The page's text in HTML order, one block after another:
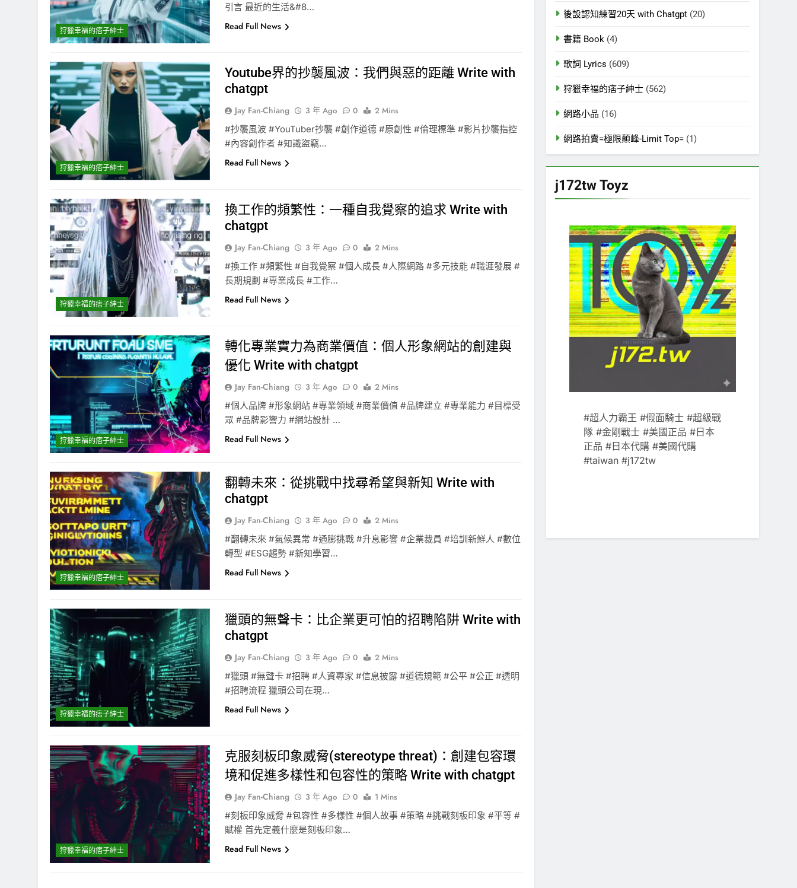
狩獵幸福的痞子紳士
引言 最近的生活&#8…
Read Full News
狩獵幸福的痞子紳士
Youtube界的抄襲風波：我們與惡的距離 Write with
chatgpt
Jay Fan-Chiang 3 年 Ago 0
2 Mins
#抄襲風波 #YouTuber抄襲 #創作道德 #原創性 #倫理標準 #影片抄襲指控
#內容創作者 #知識盜竊…
Read Full News
狩獵幸福的痞子紳士
換工作的頻繁性：一種自我覺察的追求 Write with
chatgpt
Jay Fan-Chiang 3 年 Ago 0
2 Mins
#換工作 #頻繁性 #自我覺察 #個人成長 #人際網路 #多元技能 #職涯發展 #
長期規劃 #專業成長 #工作…
Read Full News
狩獵幸福的痞子紳士
轉化專業實力為商業價值：個人形象網站的創建與
優化 Write with chatgpt
Jay Fan-Chiang 3 年 Ago 0
2 Mins
#個人品牌 #形象網站 #專業領域 #商業價值 #品牌建立 #專業能力 #目標受
眾 #品牌影響力 #網站設計 …
Read Full News
狩獵幸福的痞子紳士
翻轉未來：從挑戰中找尋希望與新知 Write with
chatgpt
Jay Fan-Chiang 3 年 Ago 0
2 Mins
#翻轉未來 #氣候異常 #通膨挑戰 #升息影響 #企業裁員 #培訓新鮮人 #數位
轉型 #ESG趨勢 #新知學習…
Read Full News
狩獵幸福的痞子紳士
獵頭的無聲卡：比企業更可怕的招聘陷阱 Write with
chatgpt
Jay Fan-Chiang 3 年 Ago 0
2 Mins
#獵頭 #無聲卡 #招聘 #人資專家 #信息披露 #道德規範 #公平 #公正 #透明
#招聘流程 獵頭公司在現…
Read Full News
狩獵幸福的痞子紳士
克服刻板印象威脅(stereotype threat)：創建包容環
境和促進多樣性和包容性的策略 Write with chatgpt
Jay Fan-Chiang 3 年 Ago 0
1 Mins
#刻板印象威脅 #包容性 #多樣性 #個人故事 #策略 #挑戰刻板印象 #平等 #
賦權 首先定義什麼是刻板印象…
Read Full News
後設認知練習20天 with Chatgpt (20)
書籍 Book (4)
歌詞 Lyrics (609)
狩獵幸福的痞子紳士 (562)
網路小品 (16)
網路拍賣=極限顛峰-Limit Top= (1)
j172tw Toyz
#超人力霸王 #假面騎士 #超級戰
隊 #金剛戰士 #美國正品 #日本
正品 #日本代購 #美國代購
#taiwan #j172tw